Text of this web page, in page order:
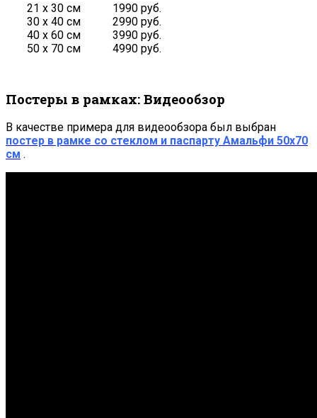
21 х 30 см
30 х 40 см
40 х 60 см
50 х 70 см
1990 руб.
2990 руб.
3990 руб.
4990 руб.
Постеры в рамках: Видеообзор
В качестве примера для видеообзора был выбран
постер в рамке со стеклом и паспарту Амальфи 50х70
см .